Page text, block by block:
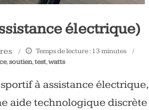
électrique)
Temps de lecture : 13 minutes
,soutien,test,watts
à assistance électrique,
aide technologique discrète